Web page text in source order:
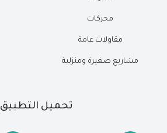
محركات
مقاولات عامة
مشاريع صغيرة ومنزلية
تحميل التطبيق